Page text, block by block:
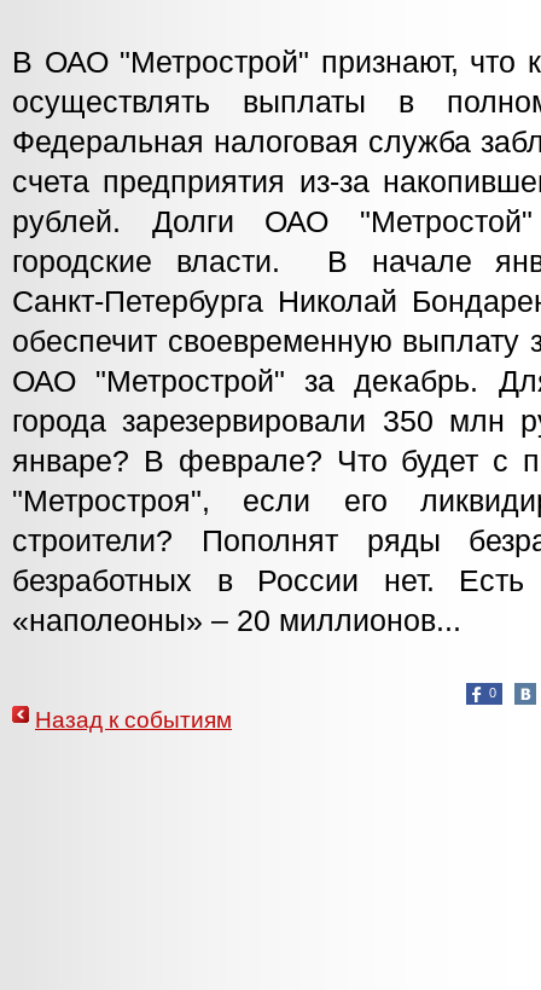
В ОАО "Метрострой" признают, что
осуществлять выплаты в
Федеральная налоговая служба
счета предприятия из-за
рублей. Долги ОАО "Метростой"
городские власти. В начале
Санкт-Петербурга Николай
обеспечит своевременную выплату
ОАО "Метрострой" за декабрь.
города зарезервировали 350 млн
январе? В феврале? Что будет с
"Метростроя", если его
строители? Пополнят ряды
безработных в России нет. Есть
«наполеоны» – 20 миллионов...
0
Назад к событиям